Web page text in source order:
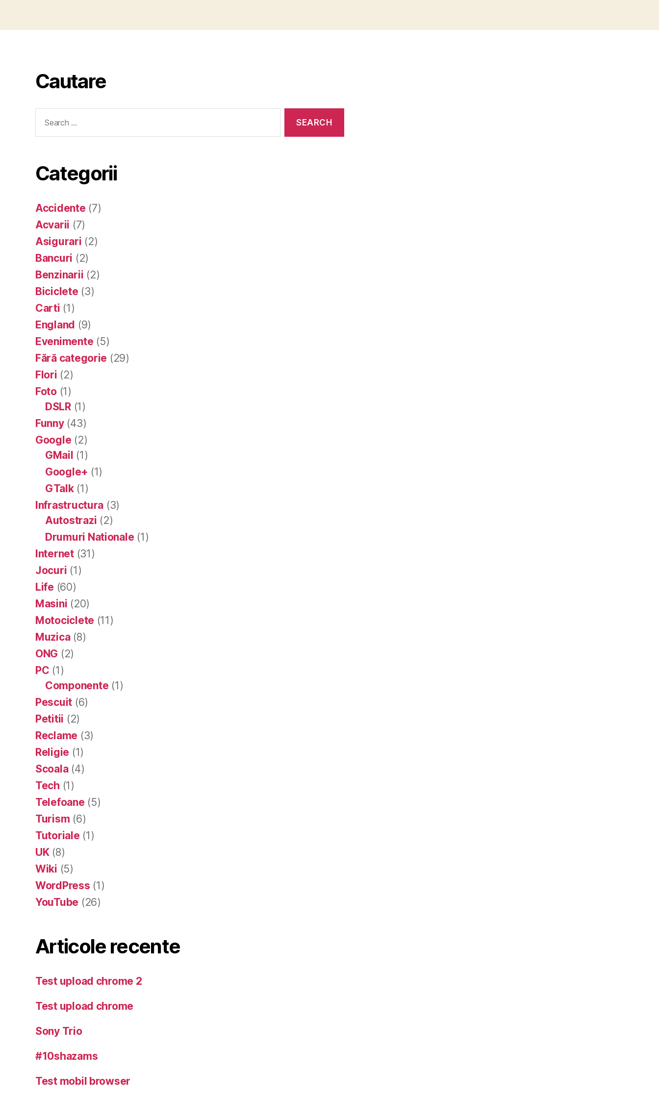
Cautare
for:
Categorii
Accidente (7)
Acvarii (7)
Asigurari (2)
Bancuri (2)
Benzinarii (2)
Biciclete (3)
Carti (1)
England (9)
Evenimente (5)
Fără categorie (29)
Flori (2)
Foto(1)
DSLR(1)
Funny(43)
Google (2)
GMail (1)
Google+ (1)
GTalk(1)
Infrastructura (3)
Autostrazi (2)
Drumuri Nationale (1)
Internet(31)
Jocuri (1)
Life (60)
Masini (20)
Motociclete (11)
Muzica(8)
ONG (2)
PC (1)
Componente (1)
Pescuit (6)
Petitii (2)
Reclame (3)
Religie (1)
Scoala(4)
Tech (1)
Telefoane (5)
Turism (6)
Tutoriale (1)
UK(8)
Wiki (5)
WordPress (1)
YouTube (26)
Articole recente
Test upload chrome 2
Test upload chrome
Sony Trio
#10shazams
Test mobil browser